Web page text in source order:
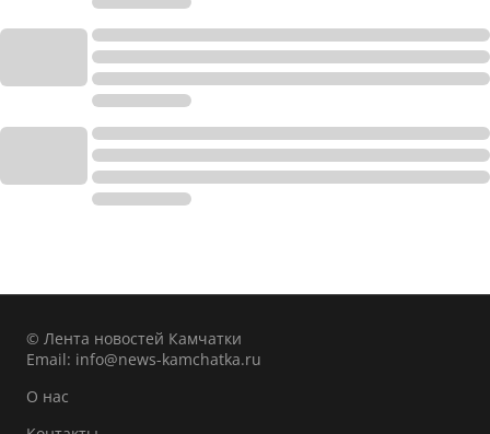
© Лента новостей Камчатки
Email: info@news-kamchatka.ru
О нас